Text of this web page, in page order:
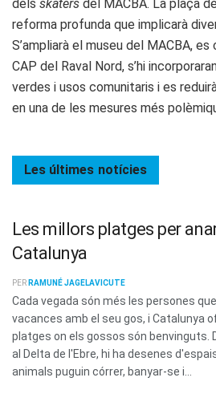
dels skaters del MACBA. La plaça
reforma profunda que implicarà
S’ampliarà el museu del MACBA,
CAP del Raval Nord, s’hi
verdes i usos comunitaris i es
en una de les mesures més
Les últimes notícies
Les millors platges per
Catalunya
PER RAMUNÉ JAGELAVICUTE
Cada vegada són més les persones
vacances amb el seu gos, i Catalunya
platges on els gossos són benvinguts.
al Delta de l'Ebre, hi ha desenes
animals puguin córrer, banyar-se i...